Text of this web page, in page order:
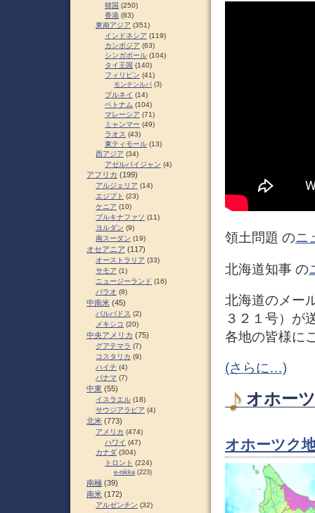
領土問題 のニ
北海道知事 の
北海道のメー
３２１号）が
各地の皆様に
(さらに…)
オホー
オホーツク
韓国 (250)
香港 (83)
東南アジア (351)
インドネシア (119)
カンボジア (63)
シンガポール (104)
タイ王国 (140)
フィリピン (41)
モンテンルパ (3)
ブルネイ (14)
ベトナム (104)
マレーシア (71)
ミャンマー (49)
ラオス (43)
東ティモール (13)
西アジア (34)
アゼルバイジャン (4)
アフリカ (199)
アルジェリア (14)
エジプト (23)
ケニア (10)
ブルキナファソ (11)
ヨルダン (9)
南スーダン (19)
オセアニア (117)
オーストラリア (33)
サモア (1)
ニュージーランド (16)
パラオ (8)
中南米 (45)
バルバドス (2)
メキシコ (20)
中央アメリカ (75)
グアテマラ (7)
コスタリカ (9)
ハイチ (4)
パナマ (7)
中東 (55)
イスラエル (18)
サウジアラビア (4)
北米 (773)
アメリカ (474)
ハワイ (47)
カナダ (304)
トロント (224)
e-nikka (223)
南極 (39)
南米 (172)
アルゼンチン (32)